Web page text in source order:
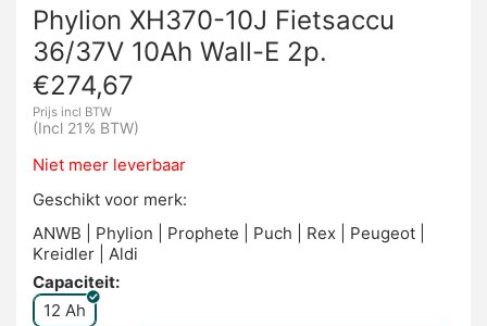
Phylion XH370-10J Fietsaccu
36/37V 10Ah Wall-E 2p.
€274,67
Prijs incl BTW
(Incl 21% BTW)
Niet meer leverbaar
Geschikt voor merk:
ANWB | Phylion | Prophete | Puch | Rex | Peugeot |
Kreidler | Aldi
Capaciteit:
12 Ah